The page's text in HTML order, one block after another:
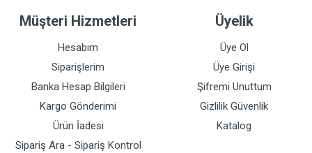
Müşteri Hizmetleri
Hesabım
Siparişlerim
Banka Hesap Bilgileri
Kargo Gönderimi
Ürün İadesi
Sipariş Ara - Sipariş Kontrol
Üyelik
Üye Ol
Üye Girişi
Şifremi Unuttum
Gizlilik Güvenlik
Katalog